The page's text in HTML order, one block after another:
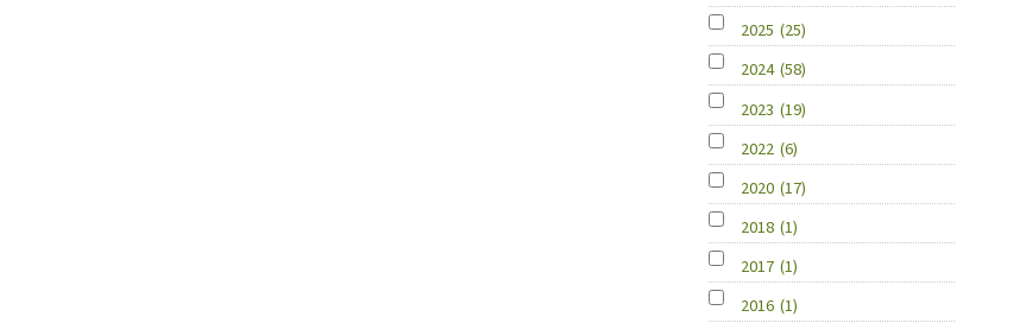
2025 (25)
2024 (58)
2023 (19)
2022 (6)
2020 (17)
2018 (1)
2017 (1)
2016 (1)